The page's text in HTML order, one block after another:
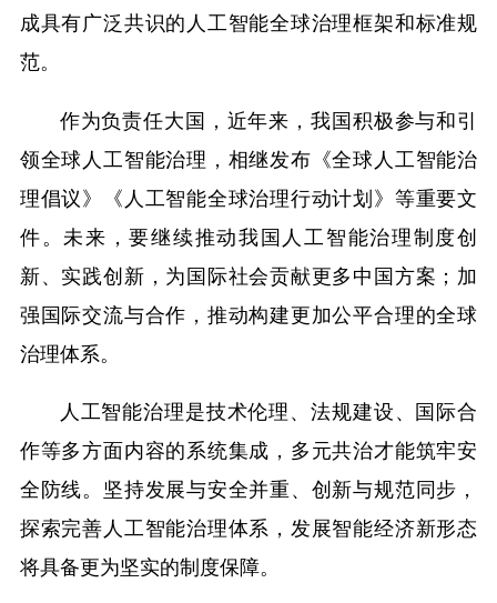
成具有广泛共识的人工智能全球治理框架和标准规
范。
作为负责任大国，近年来，我国积极参与和引
领全球人工智能治理，相继发布《全球人工智能治
理倡议》《人工智能全球治理行动计划》等重要文
件。未来，要继续推动我国人工智能治理制度创
新、实践创新，为国际社会贡献更多中国方案；加
强国际交流与合作，推动构建更加公平合理的全球
治理体系。
人工智能治理是技术伦理、法规建设、国际合
作等多方面内容的系统集成，多元共治才能筑牢安
全防线。坚持发展与安全并重、创新与规范同步，
探索完善人工智能治理体系，发展智能经济新形态
将具备更为坚实的制度保障。